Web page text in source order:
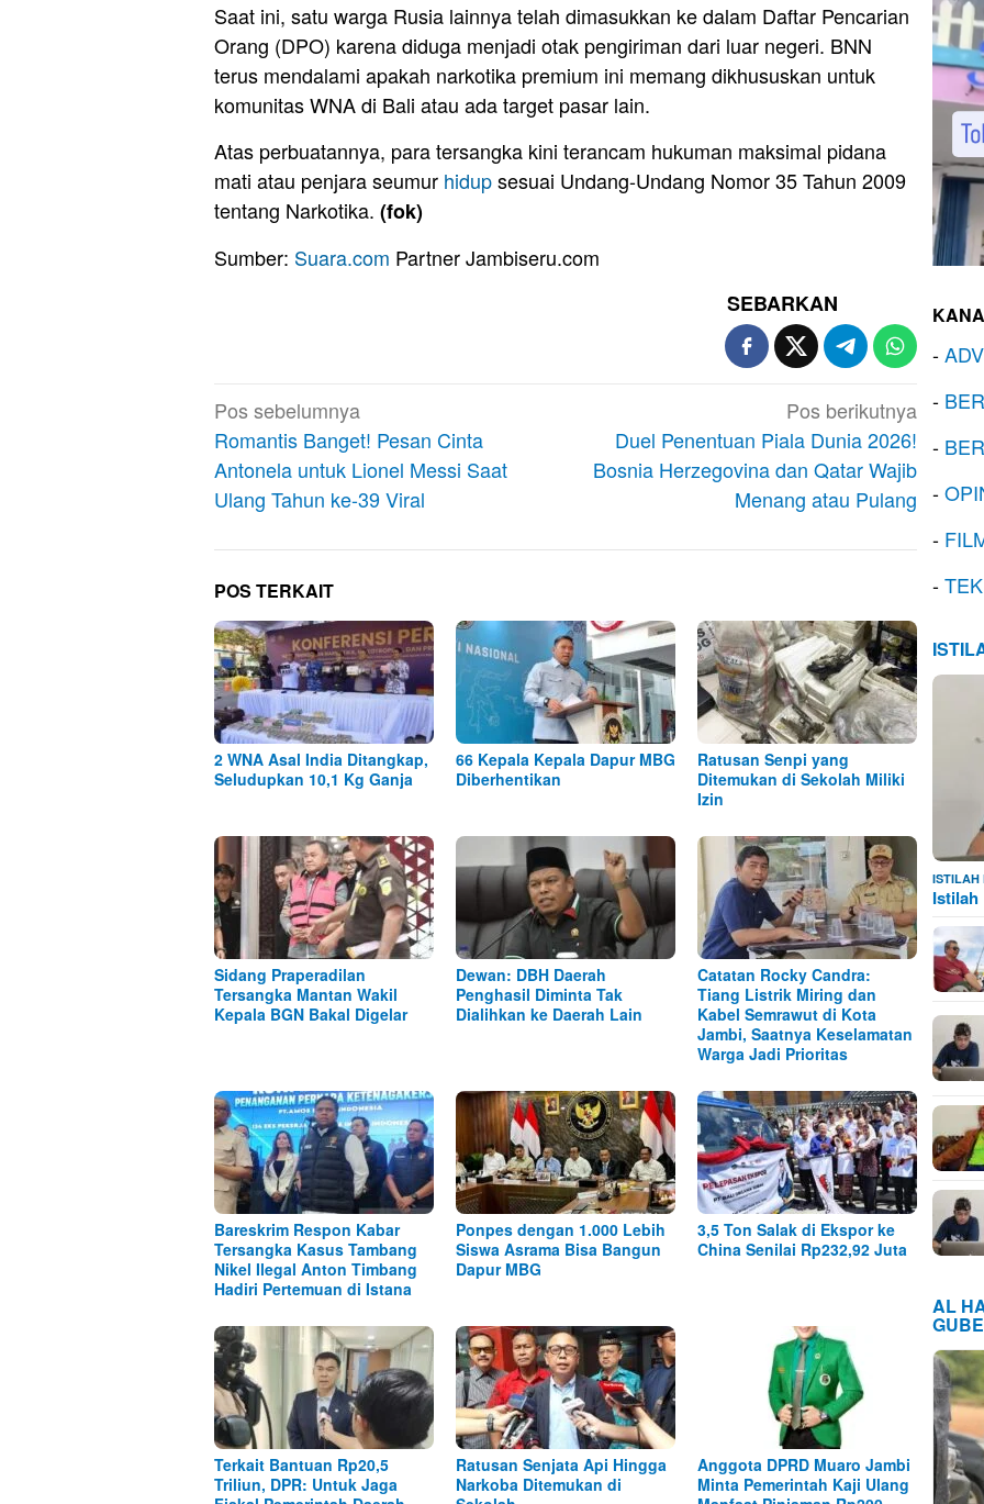
Saat ini, satu warga Rusia lainnya telah dimasukkan ke dalam Daftar Pencarian
Orang (DPO) karena diduga menjadi otak pengiriman dari luar negeri. BNN
terus mendalami apakah narkotika premium ini memang dikhususkan untuk
komunitas WNA di Bali atau ada target pasar lain.
Atas perbuatannya, para tersangka kini terancam hukuman maksimal pidana
mati atau penjara seumur hidupsesuai Undang-Undang Nomor 35 Tahun 2009
tentang Narkotika. (fok)
Sumber: Suara.com Partner Jambiseru.com
SEBARKAN
Navigasi
pos
Pos sebelumnya
Romantis Banget! Pesan Cinta
Antonela untuk Lionel Messi Saat
Ulang Tahun ke-39 Viral
Pos berikutnya
Duel Penentuan Piala Dunia 2026!
Bosnia Herzegovina dan Qatar Wajib
Menang atau Pulang
POS TERKAIT
2 WNA Asal India Ditangkap,
Seludupkan 10,1 Kg Ganja
66 Kepala Kepala Dapur MBG
Diberhentikan
Ratusan Senpi yang
Ditemukan di Sekolah Miliki
Izin
Sidang Praperadilan
Tersangka Mantan Wakil
Kepala BGN Bakal Digelar
Dewan: DBH Daerah
Penghasil Diminta Tak
Dialihkan ke Daerah Lain
Catatan Rocky Candra:
Tiang Listrik Miring dan
Kabel Semrawut di Kota
Jambi, Saatnya Keselamatan
Warga Jadi Prioritas
Bareskrim Respon Kabar
Tersangka Kasus Tambang
Nikel Ilegal Anton Timbang
Hadiri Pertemuan di Istana
Ponpes dengan 1.000 Lebih
Siswa Asrama Bisa Bangun
Dapur MBG
3,5 Ton Salak di Ekspor ke
China Senilai Rp232,92 Juta
Terkait Bantuan Rp20,5
Triliun, DPR: Untuk Jaga
Ratusan Senjata Api Hingga
Narkoba Ditemukan di
Anggota DPRD Muaro Jambi
Minta Pemerintah Kaji Ulang
-
-
-
-
-
-
ISTILAH
Istilah
AL